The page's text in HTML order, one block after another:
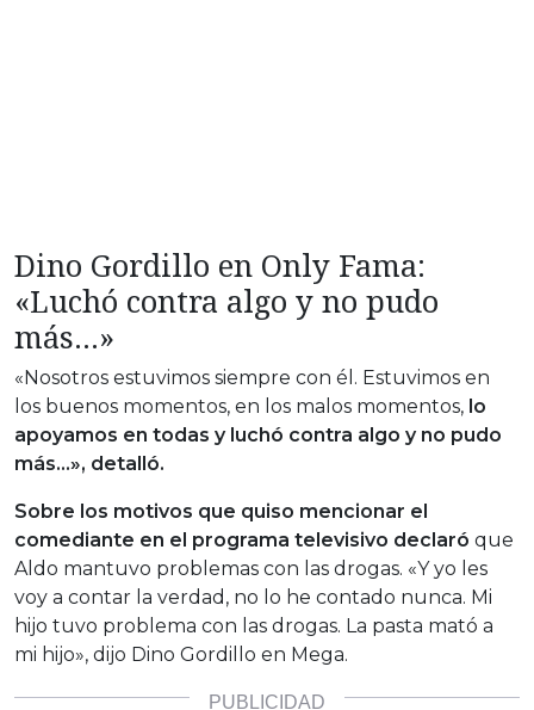
Dino Gordillo en Only Fama:
«Luchó contra algo y no pudo
más…»
«Nosotros estuvimos siempre con él. Estuvimos en
los buenos momentos, en los malos momentos, lo
apoyamos en todas y luchó contra algo y no pudo
más…», detalló.
Sobre los motivos que quiso mencionar el
comediante en el programa televisivo declaró que
Aldo mantuvo problemas con las drogas. «Y yo les
voy a contar la verdad, no lo he contado nunca. Mi
hijo tuvo problema con las drogas. La pasta mató a
mi hijo», dijo Dino Gordillo en Mega.